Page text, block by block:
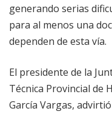
generando serias
para al menos una
dependen de esta vía.
El presidente de la
Técnica Provincial de
García Vargas,